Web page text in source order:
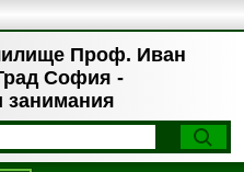
Проф. Иван
София -
занимания